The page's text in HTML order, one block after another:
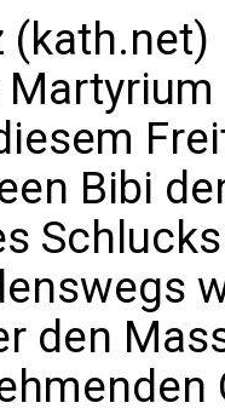
(kath.net)
Bibi
den